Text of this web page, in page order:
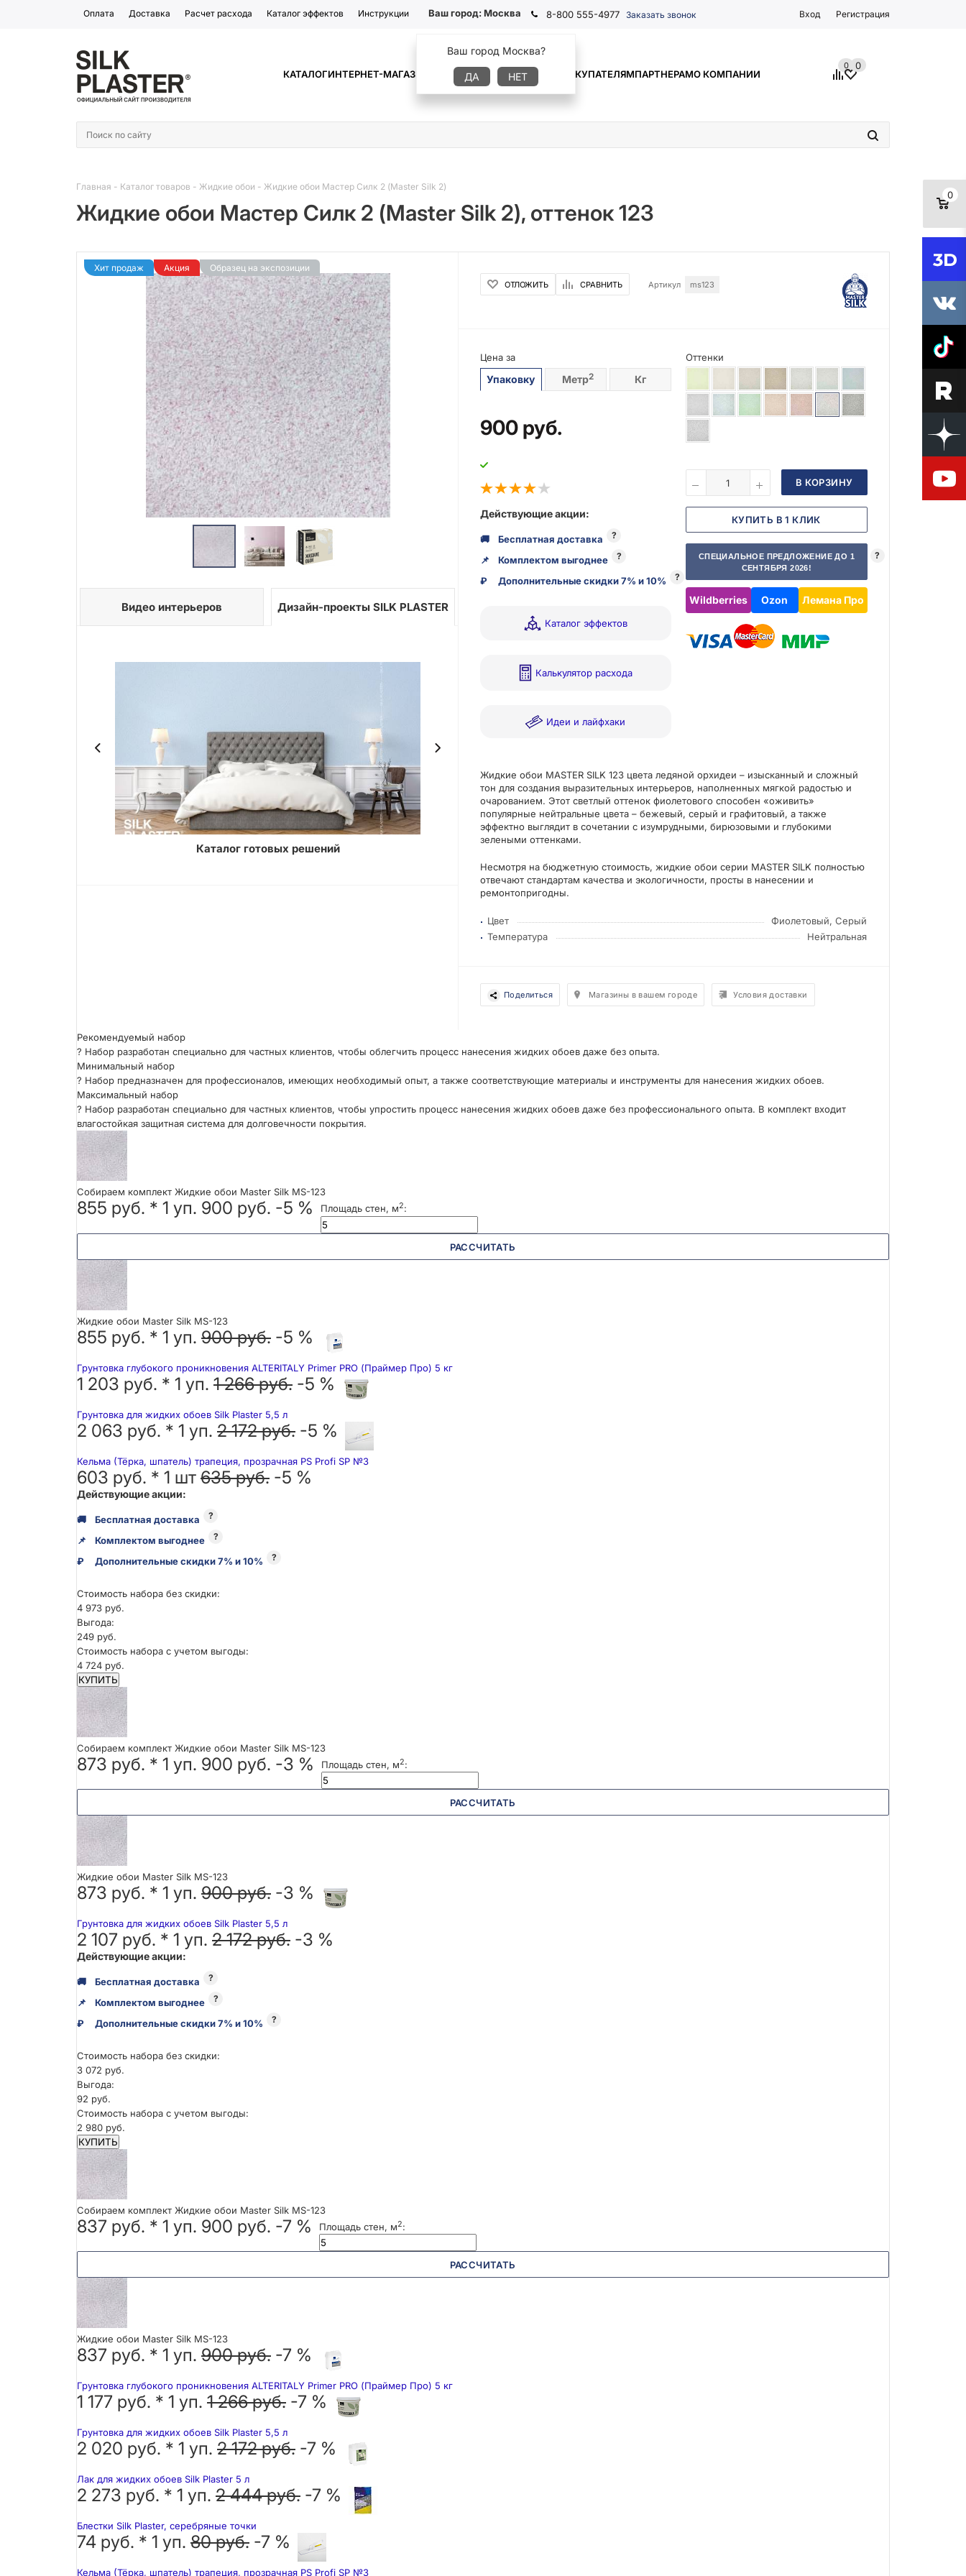
Оплата Доставка Расчет расхода Каталог эффектов Инструкции Ваш город:Москва
Ваш город Москва?
ДА НЕТ
8-800 555-4977 Заказать звонок Вход Регистрация
КАТАЛОГИНТЕРНЕТ-МАГАЗИН ГДЕ КУПИТЬ ИНФОРМАЦИЯ ПОКУПАТЕЛЯМПАРТНЕРАМО КОМПАНИИ
0 0
0
Главная - Каталог товаров - Жидкие обои - Жидкие обои Мастер Силк 2 (Master Silk 2)
Жидкие обои Мастер Силк 2 (Master Silk 2), оттенок 123
Хит продаж Акция Образец на экспозиции
Видео интерьеров Дизайн-проекты SILK PLASTER
Каталог готовых решений
ОТЛОЖИТЬ СРАВНИТЬ Артикул ms123
Цена за
Упаковку Метр2 Кг
900 руб.
Действующие акции:
🚚 Бесплатная доставка ?
📌 Комплектом выгоднее ?
₽ Дополнительные скидки 7% и 10% ?
Каталог эффектов
Калькулятор расхода
Идеи и лайфхаки
Оттенки
В КОРЗИНУ
КУПИТЬ В 1 КЛИК
СПЕЦИАЛЬНОЕ ПРЕДЛОЖЕНИЕ ДО 1
СЕНТЯБРЯ 2026!
?
Wildberries Ozon Лемана Про
Жидкие обои MASTER SILK 123 цвета ледяной орхидеи – изысканный и сложный
тон для создания выразительных интерьеров, наполненных мягкой радостью и
очарованием. Этот светлый оттенок фиолетового способен «оживить»
популярные нейтральные цвета – бежевый, серый и графитовый, а также
эффектно выглядит в сочетании с изумрудными, бирюзовыми и глубокими
зелеными оттенками.
Несмотря на бюджетную стоимость, жидкие обои серии MASTER SILK полностью
отвечают стандартам качества и экологичности, просты в нанесении и
ремонтопригодны.
Цвет
Фиолетовый, Серый
Температура
Нейтральная
Поделиться Магазины в вашем городе Условия доставки
Рекомендуемый набор
? Набор разработан специально для частных клиентов, чтобы облегчить процесс нанесения жидких обоев даже без опыта.
Минимальный набор
? Набор предназначен для профессионалов, имеющих необходимый опыт, а также соответствующие материалы и инструменты для нанесения жидких обоев.
Максимальный набор
? Набор разработан специально для частных клиентов, чтобы упростить процесс нанесения жидких обоев даже без профессионального опыта. В комплект входит
влагостойкая защитная система для долговечности покрытия.
Собираем комплект Жидкие обои Master Silk MS-123
855 руб. * 1 уп. 900 руб. -5 % Площадь стен, м2:
РАССЧИТАТЬ
Жидкие обои Master Silk MS-123
855 руб. * 1 уп. 900 руб. -5 %
Грунтовка глубокого проникновения ALTERITALY Primer PRO (Праймер Про) 5 кг
1 203 руб. * 1 уп. 1 266 руб. -5 %
Грунтовка для жидких обоев Silk Plaster 5,5 л
2 063 руб. * 1 уп. 2 172 руб. -5 %
Кельма (Тёрка, шпатель) трапеция, прозрачная PS Profi SP №3
603 руб. * 1 шт 635 руб. -5 %
Действующие акции:
🚚 Бесплатная доставка ?
📌 Комплектом выгоднее ?
₽ Дополнительные скидки 7% и 10% ?
Стоимость набора без скидки:
4 973 руб.
Выгода:
249 руб.
Стоимость набора с учетом выгоды:
4 724 руб.
КУПИТЬ
Собираем комплект Жидкие обои Master Silk MS-123
873 руб. * 1 уп. 900 руб. -3 % Площадь стен, м2:
РАССЧИТАТЬ
Жидкие обои Master Silk MS-123
873 руб. * 1 уп. 900 руб. -3 %
Грунтовка для жидких обоев Silk Plaster 5,5 л
2 107 руб. * 1 уп. 2 172 руб. -3 %
Действующие акции:
🚚 Бесплатная доставка ?
📌 Комплектом выгоднее ?
₽ Дополнительные скидки 7% и 10% ?
Стоимость набора без скидки:
3 072 руб.
Выгода:
92 руб.
Стоимость набора с учетом выгоды:
2 980 руб.
КУПИТЬ
Собираем комплект Жидкие обои Master Silk MS-123
837 руб. * 1 уп. 900 руб. -7 % Площадь стен, м2:
РАССЧИТАТЬ
Жидкие обои Master Silk MS-123
837 руб. * 1 уп. 900 руб. -7 %
Грунтовка глубокого проникновения ALTERITALY Primer PRO (Праймер Про) 5 кг
1 177 руб. * 1 уп. 1 266 руб. -7 %
Грунтовка для жидких обоев Silk Plaster 5,5 л
2 020 руб. * 1 уп. 2 172 руб. -7 %
Лак для жидких обоев Silk Plaster 5 л
2 273 руб. * 1 уп. 2 444 руб. -7 %
Блестки Silk Plaster, серебряные точки
74 руб. * 1 уп. 80 руб. -7 %
Кельма (Тёрка, шпатель) трапеция, прозрачная PS Profi SP №3